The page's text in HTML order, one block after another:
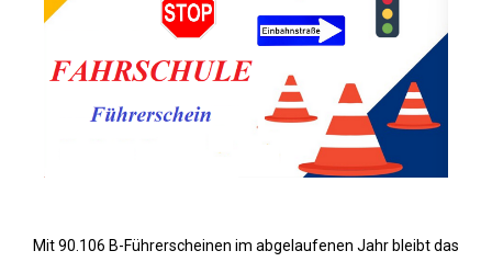
Mit 90.106 B-Führerscheinen im abgelaufenen Jahr bleibt das